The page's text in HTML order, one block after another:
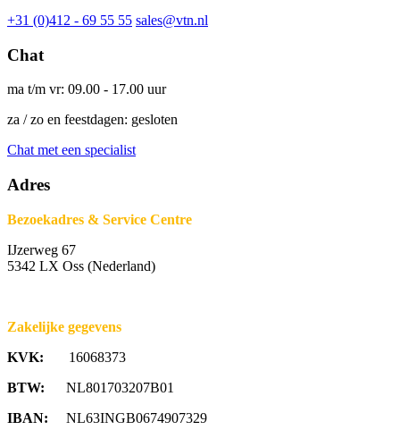
+31 (0)412 - 69 55 55 sales@vtn.nl
Chat
ma t/m vr: 09.00 - 17.00 uur
za / zo en feestdagen: gesloten
Chat met een specialist
Adres
Bezoekadres & Service Centre
IJzerweg 67
5342 LX Oss (Nederland)
Zakelijke gegevens
KVK: 16068373
BTW: NL801703207B01
IBAN: NL63INGB0674907329